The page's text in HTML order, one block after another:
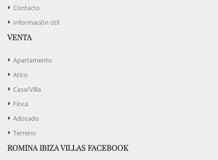
Contacto
Información útil
VENTA
Apartamento
Atico
Casa/Villa
Finca
Adosado
Terreno
ROMINA IBIZA VILLAS FACEBOOK